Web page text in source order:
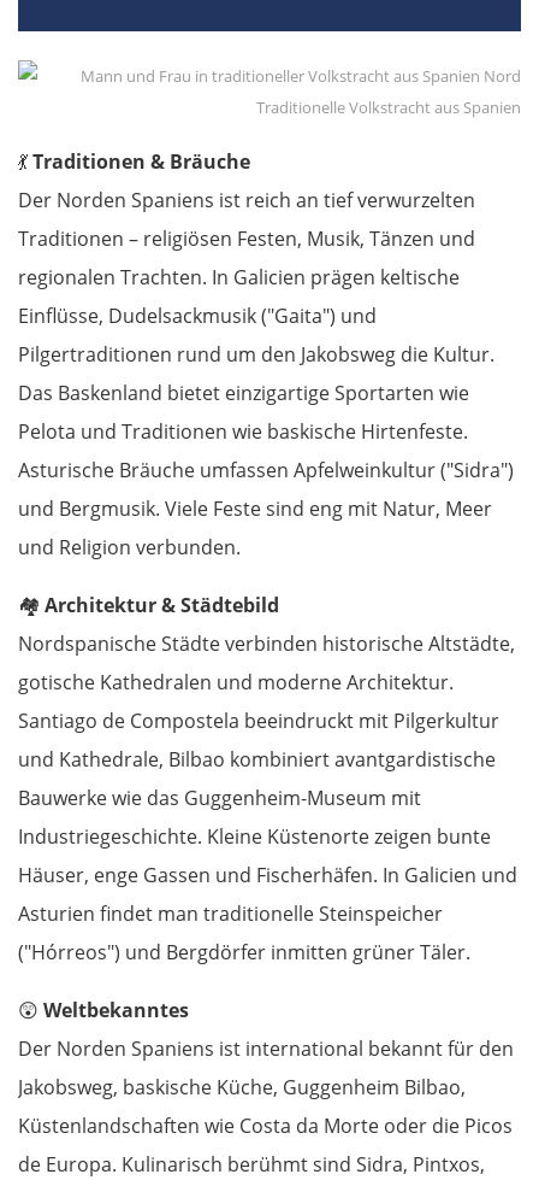
Traditionelle Volkstracht aus Spanien
💃Traditionen & Bräuche
Der Norden Spaniens ist reich an tief verwurzelten
Traditionen – religiösen Festen, Musik, Tänzen und
regionalen Trachten. In Galicien prägen keltische
Einflüsse, Dudelsackmusik ("Gaita") und
Pilgertraditionen rund um den Jakobsweg die Kultur.
Das Baskenland bietet einzigartige Sportarten wie
Pelota und Traditionen wie baskische Hirtenfeste.
Asturische Bräuche umfassen Apfelweinkultur ("Sidra")
und Bergmusik. Viele Feste sind eng mit Natur, Meer
und Religion verbunden.
🏘️ Architektur & Städtebild
Nordspanische Städte verbinden historische Altstädte,
gotische Kathedralen und moderne Architektur.
Santiago de Compostela beeindruckt mit Pilgerkultur
und Kathedrale, Bilbao kombiniert avantgardistische
Bauwerke wie das Guggenheim-Museum mit
Industriegeschichte. Kleine Küstenorte zeigen bunte
Häuser, enge Gassen und Fischerhäfen. In Galicien und
Asturien findet man traditionelle Steinspeicher
("Hórreos") und Bergdörfer inmitten grüner Täler.
😲 Weltbekanntes
Der Norden Spaniens ist international bekannt für den
Jakobsweg, baskische Küche, Guggenheim Bilbao,
Küstenlandschaften wie Costa da Morte oder die Picos
de Europa. Kulinarisch berühmt sind Sidra, Pintxos,
Budapest
Jászberény
Debrecen
Rumänien Ost
Cluj-Napoca
Sibiu
Râmnicu Vâlcea
Pitești
Bukarest
Bulgarien Ost
Ruse